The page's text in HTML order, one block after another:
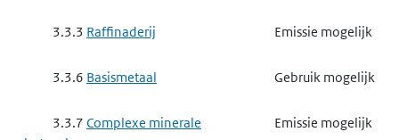
3.3.3 Raffinaderij Emissie mogelijk
3.3.6 Basismetaal Gebruik mogelijk
3.3.7 Complexe minerale
Emissie mogelijk